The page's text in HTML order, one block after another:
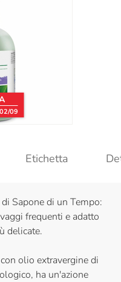
09
Etichetta
di Sapone di un Tempo:
frequenti e adatto
delicate.
olio extravergine di
ha un'azione